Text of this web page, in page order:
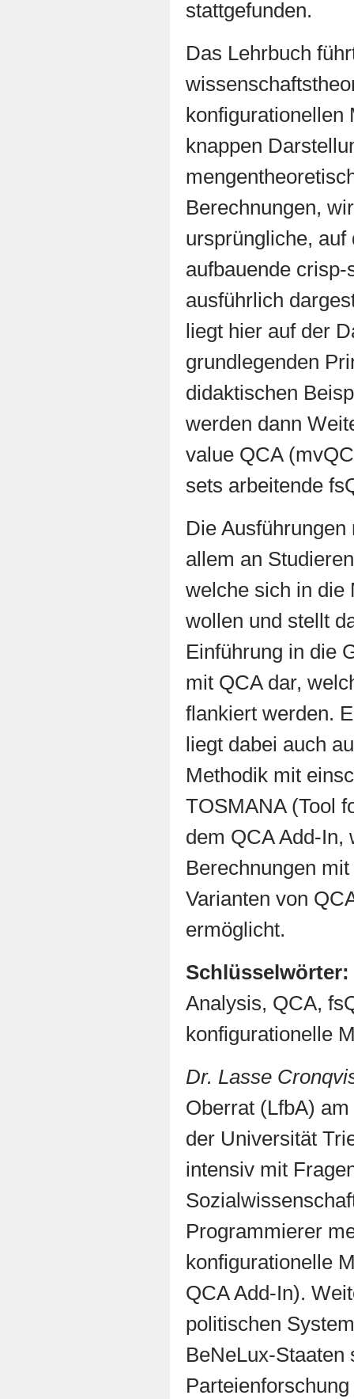
stattgefunden.
Das Lehrbuch
konfigurationellen
knappen
Berechnungen,
ursprüngliche,
aufbauende
ausführlich
liegt hier auf der
grundlegenden
didaktischen
werden dann
value QCA
sets arbeitende
Die
allem an
welche sich in die
wollen und stellt
Einführung in die
mit QCA dar,
flankiert werden.
liegt dabei auch
Methodik mit
TOSMANA (Tool
dem QCA Add-In,
Berechnungen
Varianten von
ermöglicht.
Schlüsselwörter:
Analysis, QCA,
konfigurationelle
Dr. Lasse
Oberrat (LfbA)
der Universität
intensiv mit
Programmierer
konfigurationelle
QCA Add-In).
politischen
BeNeLux-Staaten